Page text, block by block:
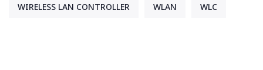
WIRELESS LAN CONTROLLER WLAN WLC